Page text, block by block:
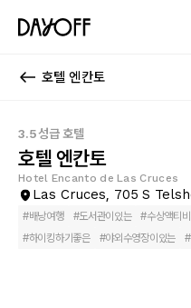
호텔 엔칸토
3.5성급 호텔
호텔 엔칸토
Hotel Encanto de Las Cruces
Las Cruces, 705 S
#배낭여행 #도서관이있는 #수상액티비
#하이킹하기좋은 #야외수영장이있는 #